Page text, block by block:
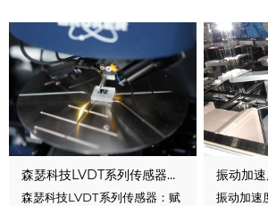
森瑟科技LVDT系列传感器：赋能台阶仪精准测量，筑牢体硅检测技术壁垒
森瑟科技LVDT系列传感器：赋
振动加速